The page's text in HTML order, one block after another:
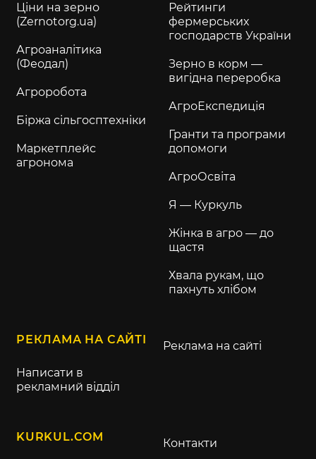
Ціни на зерно
(Zernotorg.ua)
Агроаналітика
(Феодал)
Агроробота
Біржа сільгосптехніки
Маркетплейс
агронома
Рейтинги
фермерських
господарств України
Зерно в корм —
вигідна переробка
АгроЕкспедиція
Гранти та програми
допомоги
АгроОсвіта
Я — Куркуль
Жінка в агро — до
щастя
Хвала рукам, що
пахнуть хлібом
РЕКЛАМА НА САЙТІ
Написати в
рекламний відділ
Реклама на сайті
KURKUL.COM Контакти